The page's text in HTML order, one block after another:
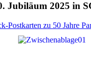
Jubiläum 2025 in
Postkarten zu 50 Jahre